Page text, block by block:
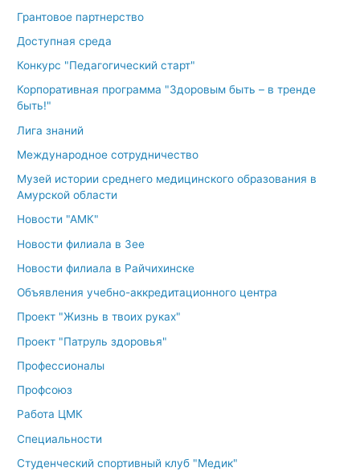
Грантовое партнерство
Доступная среда
Конкурс "Педагогический старт"
Корпоративная программа "Здоровым быть – в тренде
быть!"
Лига знаний
Международное сотрудничество
Музей истории среднего медицинского образования в
Амурской области
Новости "АМК"
Новости филиала в Зее
Новости филиала в Райчихинске
Объявления учебно-аккредитационного центра
Проект "Жизнь в твоих руках"
Проект "Патруль здоровья"
Профессионалы
Профсоюз
Работа ЦМК
Специальности
Студенческий спортивный клуб "Медик"